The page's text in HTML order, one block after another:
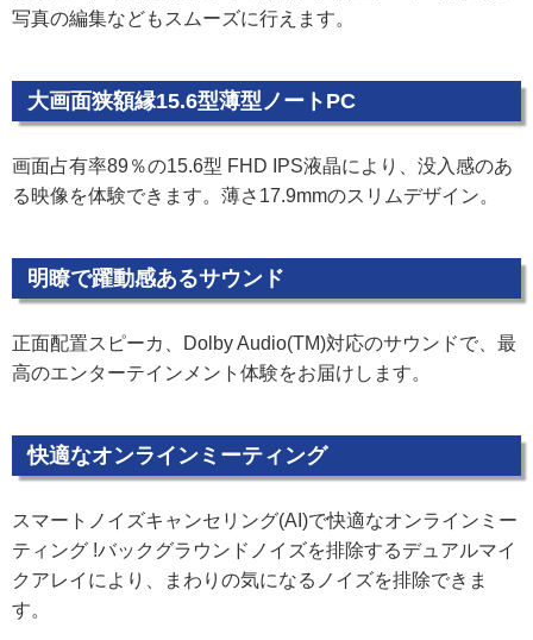
写真の編集などもスムーズに行えます。
大画面狭額縁15.6型薄型ノートPC
画面占有率89％の15.6型 FHD IPS液晶により、没入感のあ
る映像を体験できます。薄さ17.9mmのスリムデザイン。
明瞭で躍動感あるサウンド
正面配置スピーカ、Dolby Audio(TM)対応のサウンドで、最
高のエンターテインメント体験をお届けします。
快適なオンラインミーティング
スマートノイズキャンセリング(AI)で快適なオンラインミー
ティング !バックグラウンドノイズを排除するデュアルマイ
クアレイにより、まわりの気になるノイズを排除できま
す。